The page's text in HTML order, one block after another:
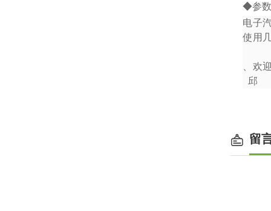
◆参
电子
使用
、欢
邱
留